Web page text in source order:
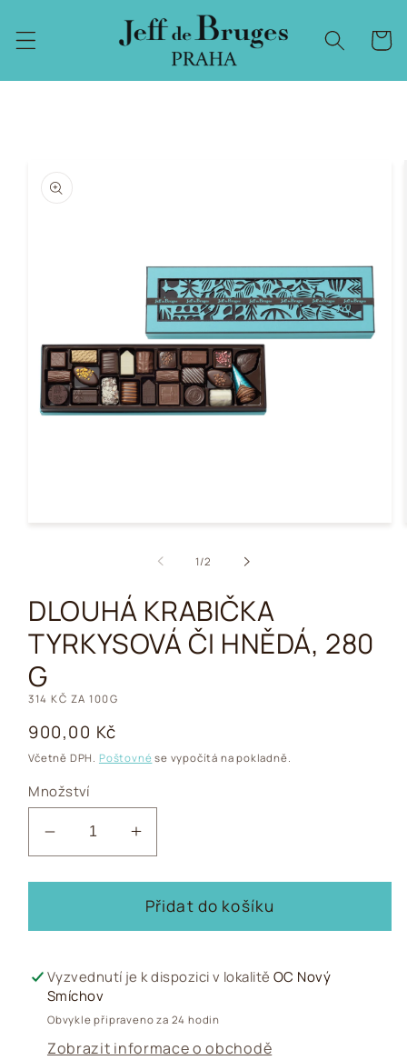
obsahu
Košík
informace
produktu
1 /z2
DLOUHÁ KRABIČKA
TYRKYSOVÁ ČI HNĚDÁ, 280
G
314 KČ ZA 100G
Běžná
cena
900,00 Kč
Včetně DPH. Poštovné se vypočítá na pokladně.
Množství
Snížit
množství
produktu
krabička
či
hnědá,
280
Zvýšit
množství
produktu
Dlouhá
krabička
či
280
Přidat do košíku
Vyzvednutí je k dispozici v lokalitě OC Nový
Smíchov
Obvykle připraveno za 24 hodin
Zobrazit informace o obchodě